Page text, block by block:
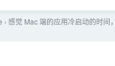
› 感觉 Mac 端的应用冷启动的时间